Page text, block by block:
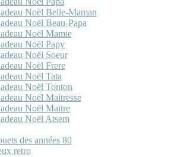
Noël Belle-Maman
Noël Beau-Papa
Noël Mamie
Noël Papy
Noël Soeur
Noël Frere
Noël Tata
Noël Tonton
Noël Maitresse
Noël Maitre
Noël Atsem
des années 80
retro